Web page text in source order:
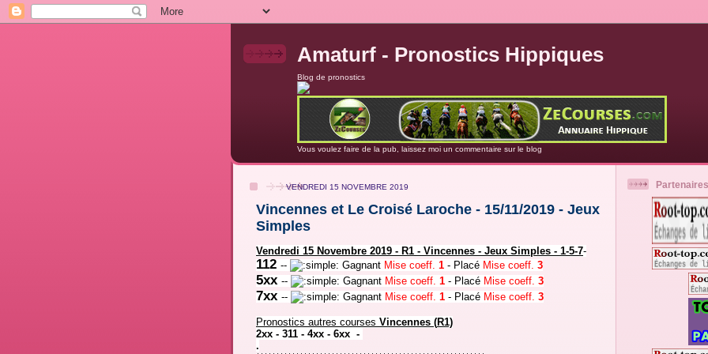
Amaturf - Pronostics Hippiques
Blog de pronostics
Vous voulez faire de la pub, laissez moi un commentaire sur le blog
VENDREDI 15 NOVEMBRE 2019
Vincennes et Le Croisé Laroche - 15/11/2019 - Jeux
Simples
Vendredi 15 Novembre 2019 - R1 - Vincennes - Jeux Simples - 1-5-7-
112 -- Gagnant Mise coeff. 1 - Placé Mise coeff. 3
5xx -- Gagnant Mise coeff. 1 - Placé Mise coeff. 3
7xx -- Gagnant Mise coeff. 1 - Placé Mise coeff. 3
Pronostics autres courses Vincennes (R1)
2xx - 311 - 4xx - 6xx -
.
Partenaires